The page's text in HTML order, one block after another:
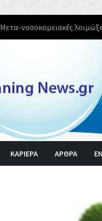
Πρωτοφανές κύμα έξαρσης
ΚΑΡΙΕΡΑ ΑΡΘΡΑ